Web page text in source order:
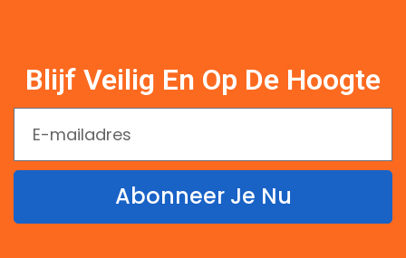
Blijf Veilig En Op De Hoogte
Abonneer Je Nu